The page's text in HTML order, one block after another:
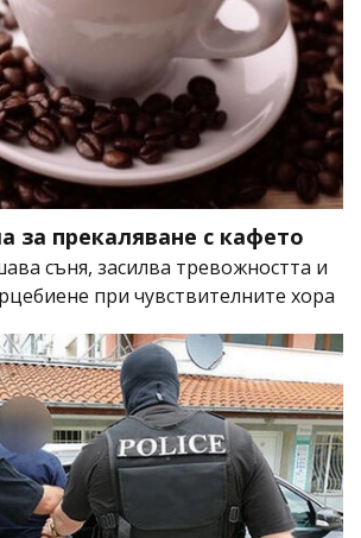
за прекаляване с кафето
съня, засилва тревожността и
при чувствителните хора